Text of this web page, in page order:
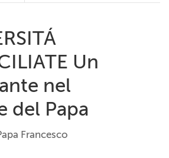
Un
nel
del Papa
Francesco